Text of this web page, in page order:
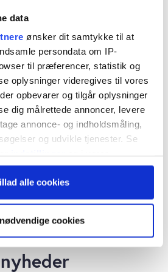
data
ønsker dit samtykke til at
persondata om IP-
til præferencer, statistik og
oplysninger videregives til vores
opbevarer og tilgår oplysninger
dig målrettede annoncer, levere
annonce- og indholdsmåling,
og udvikle tjenester. Se
kan altid trække dit samtykke
fra vores
ved at trykke på "Privacy
vi også gerne:
oplysninger om din placering,
alle cookies
cookies